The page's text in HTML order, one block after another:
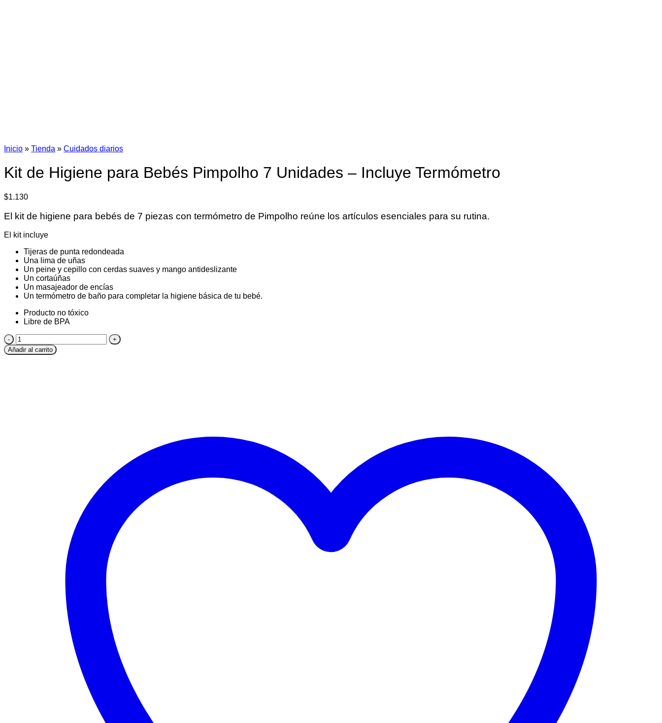
Inicio » Tienda » Cuidados diarios
Kit de Higiene para Bebés Pimpolho 7 Unidades – Incluye Termómetro
$1.130
El kit de higiene para bebés de 7 piezas con termómetro de Pimpolho reúne los artículos esenciales para su rutina.
El kit incluye
Tijeras de punta redondeada
Una lima de uñas
Un peine y cepillo con cerdas suaves y mango antideslizante
Un cortaúñas
Un masajeador de encías
Un termómetro de baño para completar la higiene básica de tu bebé.
Producto no tóxico
Libre de BPA
Kit
de
Higiene
Añadir al carrito